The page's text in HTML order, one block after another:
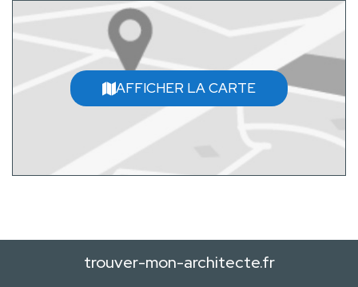
AFFICHER LA CARTE
trouver-mon-architecte.fr